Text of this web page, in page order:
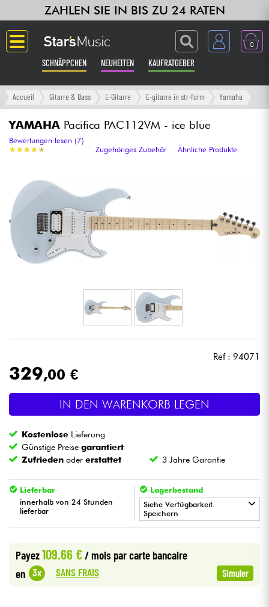
ZAHLEN SIE IN BIS ZU 24 RATEN
0
SCHNÄPPCHEN NEUHEITEN KAUFRATGEBER
Langue
Gitarre & Bass
Verstärker & Effekte
Klaviere & Piano
Synths & samplers
Studio
Live-Sound
Licht
Drums
Violinen & Quartett
Kabel & Zubehöre
Accueil Gitarre & Bass E-Gitarre E-gitarre in str-form Yamaha
YAMAHA Pacifica PAC112VM - ice blue
★★★★★
★★★★★
Bewertungen lesen (7)
Zugehöriges Zubehör
Ähnliche Produkte
Ref : 94071
329,00 €
IN DEN WARENKORB LEGEN
Kostenlose Lieferung
Günstige Preisegarantiert
Zufrieden odererstattet 3 Jahre Garantie
Lieferbar
innerhalb von 24 Stunden
lieferbar
Lagerbestand
Siehe Verfügbarkeit.
Speichern
•
Payez109.66 €/ mois par carte bancaire
en 3x SANS FRAIS Simuler